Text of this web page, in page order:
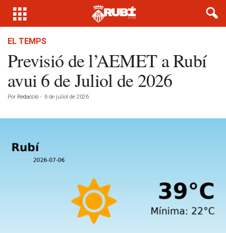
EL TEMPS
Previsió de l’AEMET a Rubí
avui 6 de Juliol de 2026
Por Redacció - 6 de juliol de 2026